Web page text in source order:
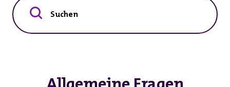
Suchen